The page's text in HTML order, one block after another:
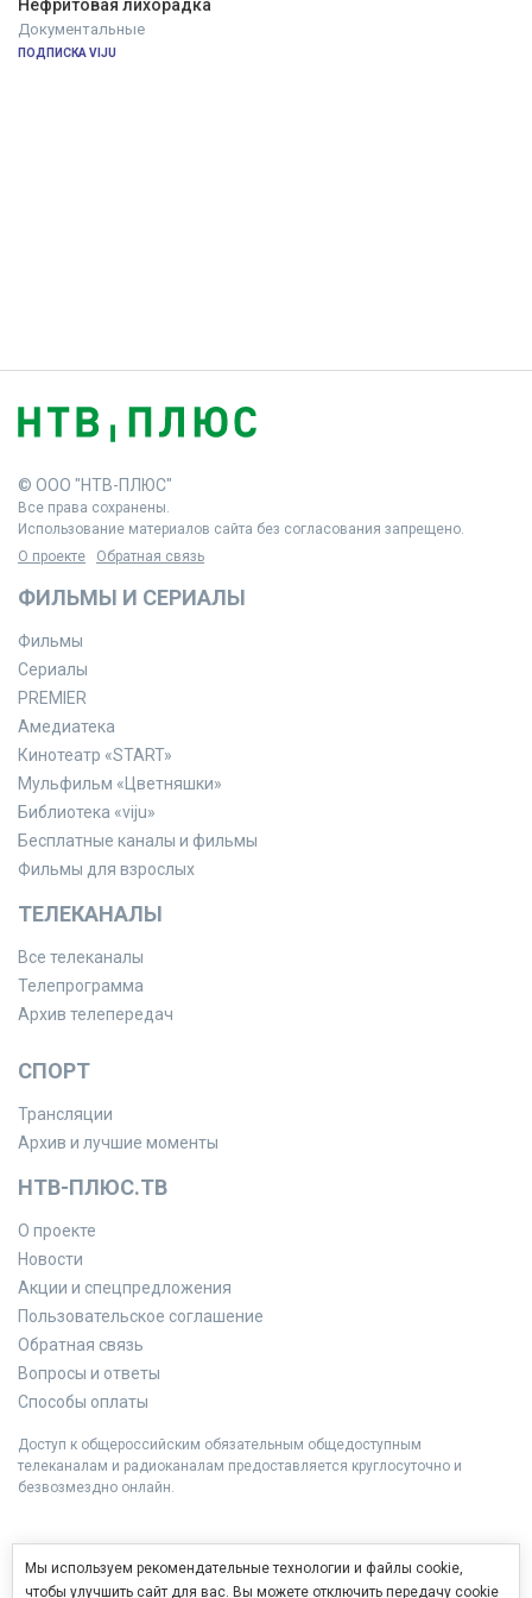
Нефритовая лихорадка
Документальные
ПОДПИСКА VIJU
© ООО "НТВ-ПЛЮС"
Все права сохранены.
Использование материалов сайта без согласования запрещено.
О проекте
Обратная связь
ФИЛЬМЫ И СЕРИАЛЫ
Фильмы
Сериалы
PREMIER
Амедиатека
Кинотеатр «START»
Мульфильм «Цветняшки»
Библиотека «viju»
Бесплатные каналы и фильмы
Фильмы для взрослых
ТЕЛЕКАНАЛЫ
Все телеканалы
Телепрограмма
Архив телепередач
СПОРТ
Трансляции
Архив и лучшие моменты
НТВ-ПЛЮС.ТВ
О проекте
Новости
Акции и спецпредложения
Пользовательское соглашение
Обратная связь
Вопросы и ответы
Способы оплаты
Доступ к общероссийским обязательным общедоступным
телеканалам и радиоканалам предоставляется круглосуточно и
безвозмездно онлайн.
Мы используем рекомендательные технологии и файлы cookie,
чтобы улучшить сайт для вас. Вы можете отключить передачу cookie